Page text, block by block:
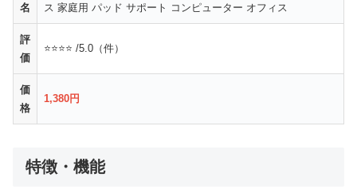
名
ス 家庭用 パッド サポート コンピューター オフィス
評
価
⭐⭐⭐⭐ /5.0（件）
価
格
1,380円
特徴・機能